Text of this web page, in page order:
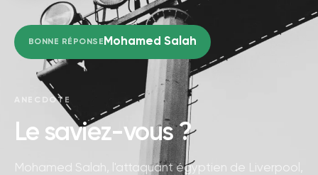
BONNE RÉPONSE Mohamed Salah
ANECDOTE
Le saviez-vous ?
Mohamed Salah, l'attaquant égyptien de Liverpool,